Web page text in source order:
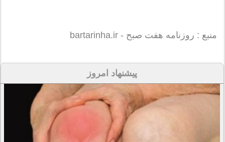
منبع : روزنامه هفت صبح - bartarinha.ir
پیشنهاد امروز